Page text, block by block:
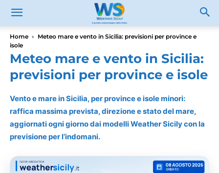
Home
Meteo mare e vento in Sicilia: previsioni per province e
isole
Meteo mare e vento in Sicilia:
previsioni per province e isole
Vento e mare in Sicilia, per province e isole minori:
raffica massima prevista, direzione e stato del mare,
aggiornati ogni giorno dai modelli Weather Sicily con la
previsione per l’indomani.